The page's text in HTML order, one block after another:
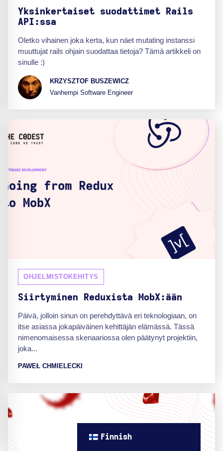
Yksinkertaiset suodattimet Rails
API:ssa
Oletko vihainen joka kerta, kun näet mutating instanssi
muuttujat rails ohjain suodattaa tietoja? Tämä artikkeli on
sinulle :)
KRZYSZTOF BUSZEWICZ
Vanhempi Software Engineer
OHJELMISTOKEHITYS
Siirtyminen Reduxista MobX:ään
Päivä, jolloin sinun on perehdyttävä eri teknologiaan, on
itse asiassa jokapäiväinen kehittäjän elämässä. Tässä
nimenomaisessa skenaariossa olen päätynyt projektiin,
joka...
PAWEŁ CHMIELECKI
Finnish